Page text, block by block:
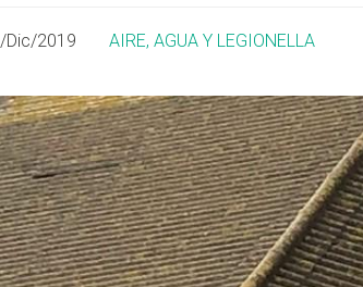
Dic/2019 AIRE, AGUA Y LEGIONELLA